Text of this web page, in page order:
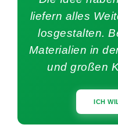
liefern alles
losgestalten.
Materialien in
und großen
ICH